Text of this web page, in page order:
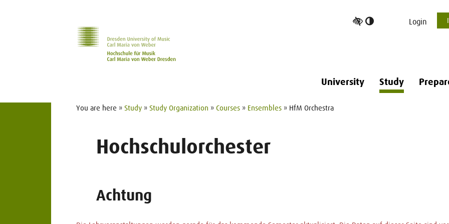
Login
University Study
You are here » Study » Study Organization » Courses » Ensembles » HfM Orchestra
Hochschulorchester
Achtung